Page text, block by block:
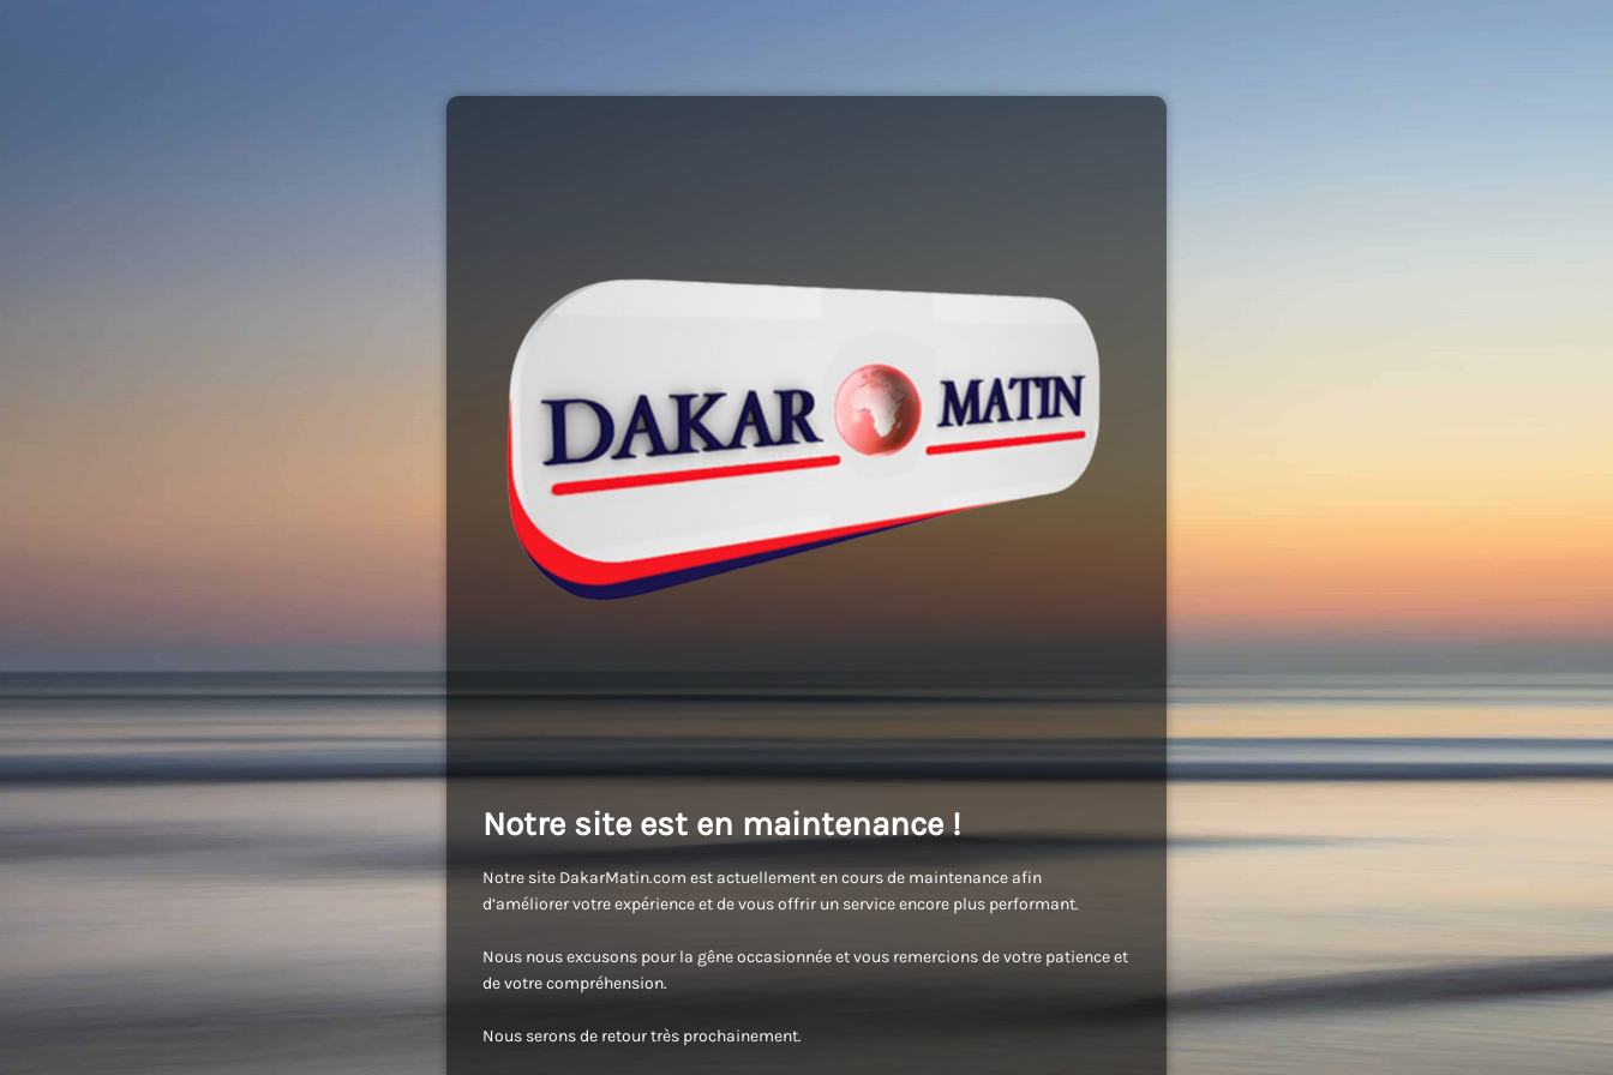
Notre site est en maintenance !
Notre site DakarMatin.com est actuellement en cours de maintenance afin
d’améliorer votre expérience et de vous offrir un service encore plus performant.
Nous nous excusons pour la gêne occasionnée et vous remercions de votre patience et
de votre compréhension.
Nous serons de retour très prochainement.